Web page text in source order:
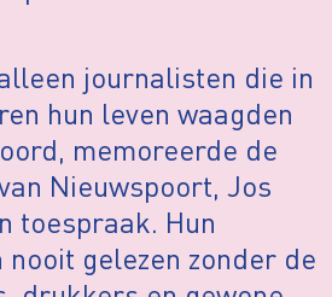
journalisten die in
hun leven waagden
memoreerde de
Nieuwspoort, Jos
toespraak. Hun
gelezen zonder de